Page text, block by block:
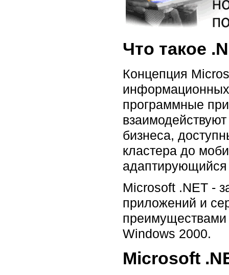
Что такое
Концепция
информационных
программные
бизнеса,
кластера до
адаптирующийся
Microsoft .NET -
приложений и
преимуществами
Windows 2000.
Microsoft